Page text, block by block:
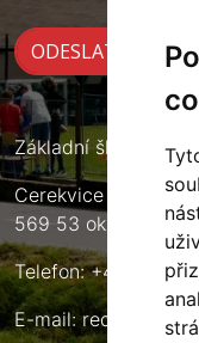
Základní škola
Cerekvice nad
569 53 okres
Telefon: +420 461
E-mail: